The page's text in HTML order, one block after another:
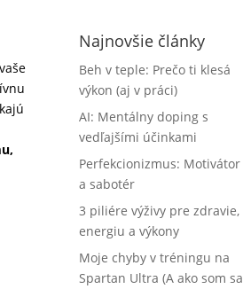
Najnovšie články
Beh v teple: Prečo ti klesá
výkon (aj v práci)
AI: Mentálny doping s
vedľajšími účinkami
Perfekcionizmus: Motivátor
a sabotér
3 piliére výživy pre zdravie,
energiu a výkony
Moje chyby v tréningu na
Spartan Ultra (A ako som sa